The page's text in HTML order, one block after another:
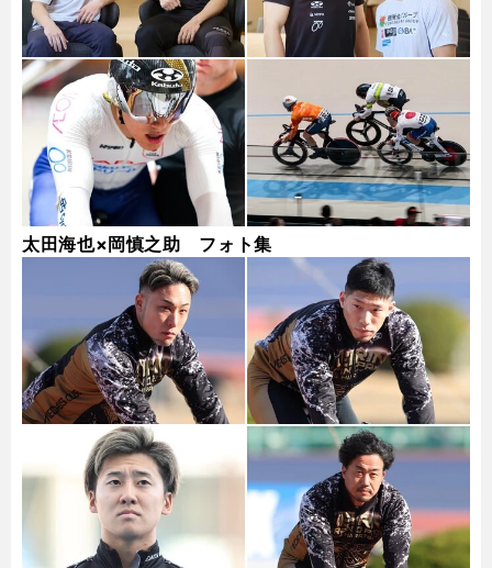
太田海也×岡慎之助 フォト集